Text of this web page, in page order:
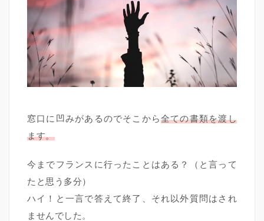
窓口に凹みがあるのでそこから全ての書類を渡し
ます。
今までフランスに行ったことはある？（と言って
たと思う多分）
ハイ！と一言で答えて終了、それ以外質問はされ
ませんでした。